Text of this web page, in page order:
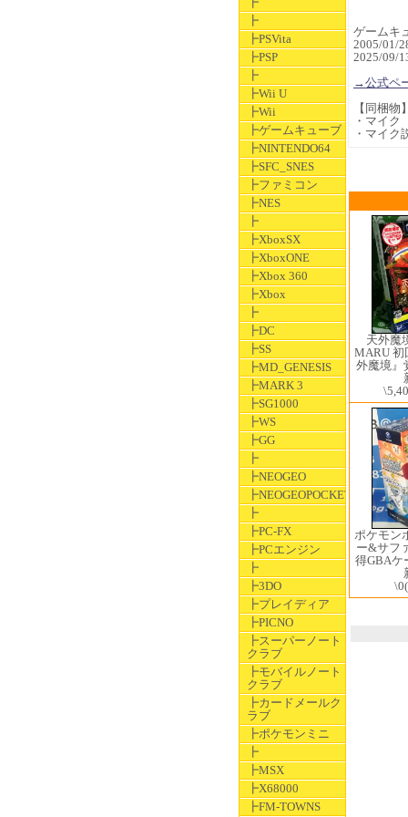
┣
┣PSVita
┣PSP
┣
┣Wii U
┣Wii
┣ゲームキューブ
┣NINTENDO64
┣SFC_SNES
┣ファミコン
┣NES
┣
┣XboxSX
┣XboxONE
┣Xbox 360
┣Xbox
┣
┣DC
┣SS
┣MD_GENESIS
┣MARK 3
┣SG1000
┣WS
┣GG
┣
┣NEOGEO
┣NEOGEOPOCKET
┣
┣PC-FX
┣PCエンジン
┣
┣3DO
┣プレイディア
┣PICNO
┣スーパーノート
クラブ
┣モバイルノート
クラブ
┣カードメールク
ラブ
┣ポケモンミニ
┣
┣MSX
┣X68000
┣FM-TOWNS
ゲームキ
2005/01/
2025/09/
→公式ペ
【同梱物
・マイク
・マイク
天外魔
MARU 初
外魔境』
ポケモン
ー&サフ
得GBAケ
\0